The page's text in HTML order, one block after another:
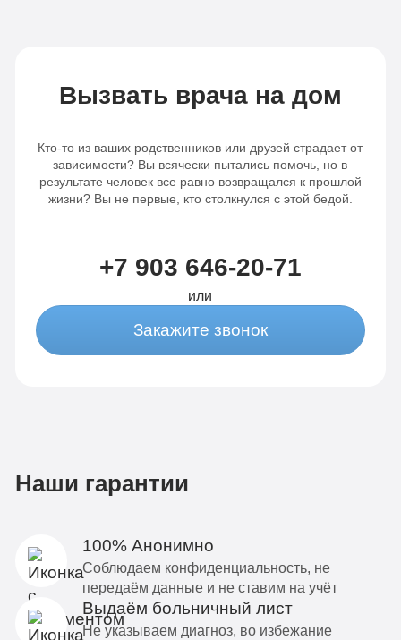
Вызвать врача на дом
Кто-то из ваших родственников или друзей страдает от
зависимости? Вы всячески пытались помочь, но в
результате человек все равно возвращался к прошлой
жизни? Вы не первые, кто столкнулся с этой бедой.
+7 903 646-20-71
или
Закажите звонок
Наши гарантии
100% Анонимно
Соблюдаем конфиденциальность, не
передаём данные и не ставим на учёт
Выдаём больничный лист
Не указываем диагноз, во избежание